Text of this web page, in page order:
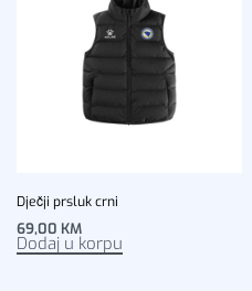
Dječji prsluk crni
69,00 KM
Dodaj u korpu